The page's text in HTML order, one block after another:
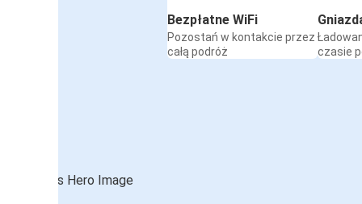
Bezpłatne WiFi
Pozostań w kontakcie przez
całą podróż
czasie